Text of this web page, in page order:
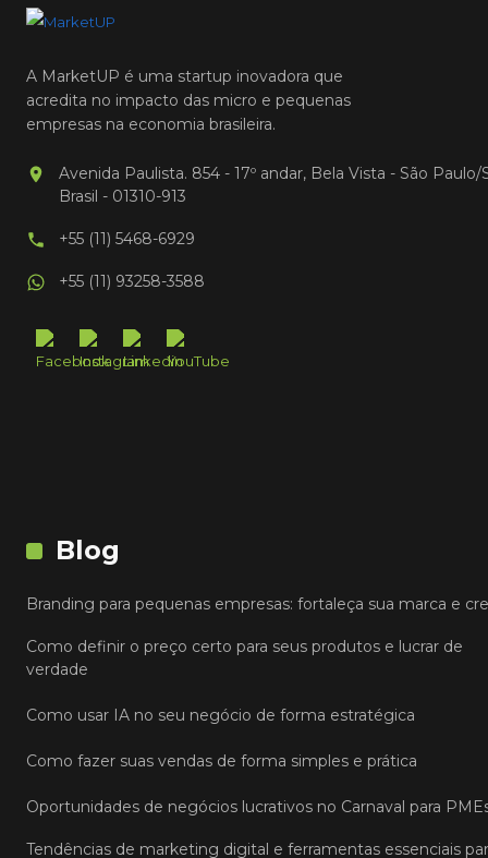
A MarketUP é uma startup inovadora que
acredita no impacto das micro e pequenas
empresas na economia brasileira.
Avenida Paulista. 854 - 17º andar, Bela Vista - São Paulo/
Brasil - 01310-913
+55 (11) 5468-6929
+55 (11) 93258-3588
Blog
Branding para pequenas empresas: fortaleça sua marca e
Como definir o preço certo para seus produtos e lucrar de
verdade
Como usar IA no seu negócio de forma estratégica
Como fazer suas vendas de forma simples e prática
Oportunidades de negócios lucrativos no Carnaval para
Tendências de marketing digital e ferramentas essenciais